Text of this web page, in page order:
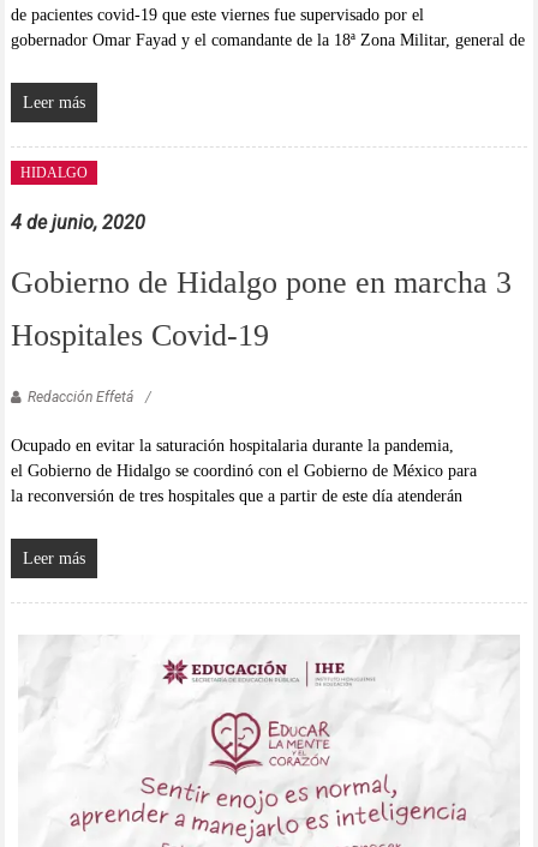
de pacientes covid-19 que este viernes fue supervisado por el
gobernador Omar Fayad y el comandante de la 18ª Zona Militar, general de
Leer más
HIDALGO
4 de junio, 2020
Gobierno de Hidalgo pone en marcha 3
Hospitales Covid-19
Redacción Effetá
Ocupado en evitar la saturación hospitalaria durante la pandemia,
el Gobierno de Hidalgo se coordinó con el Gobierno de México para
la reconversión de tres hospitales que a partir de este día atenderán
Leer más